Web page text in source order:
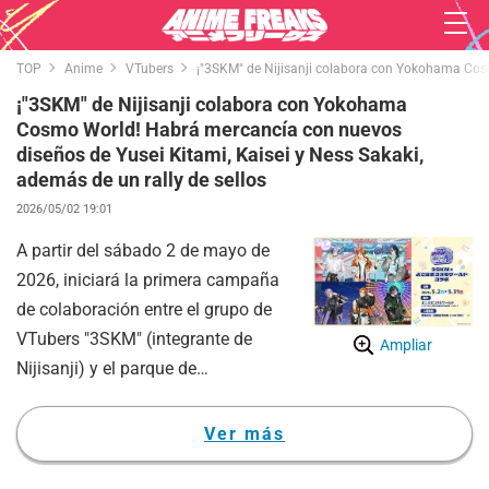
TOP Anime VTubers ¡"3SKM" de Nijisanji colabora con Yokohama
¡"3SKM" de Nijisanji colabora con Yokohama
Cosmo World! Habrá mercancía con nuevos
diseños de Yusei Kitami, Kaisei y Ness Sakaki,
además de un rally de sellos
2026/05/02 19:01
Ampliar
A partir del sábado 2 de mayo de
2026, iniciará la primera campaña
de colaboración entre el grupo de
VTubers "3SKM" (integrante de
Nijisanji) y el parque de
Cosmo World".
En esta campaña, los tres
Ver más